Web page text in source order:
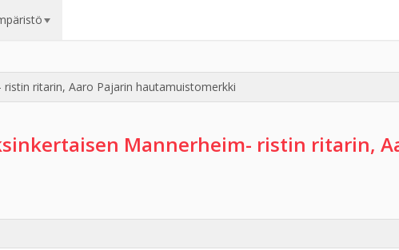
ritarin, Aaro Pajarin hautamuistomerkki
Mannerheim- ristin ritarin,